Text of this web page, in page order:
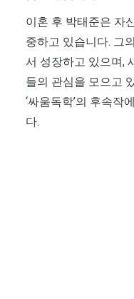
이혼 후 박태준은 자
중하고 있습니다. 그
서 성장하고 있으며,
들의 관심을 모으고
‘싸움독학’의 후속작
다.